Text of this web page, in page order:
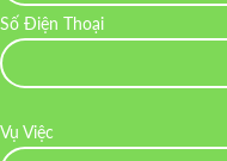
Số Điện Thoại
Vụ Việc